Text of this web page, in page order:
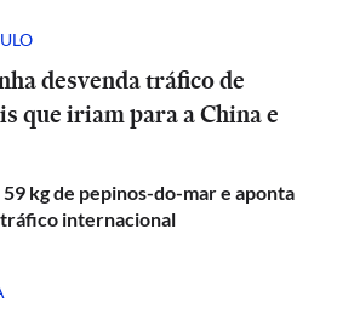
desvenda tráfico de
que iriam para a China e
kg de pepinos-do-mar e aponta
tráfico internacional